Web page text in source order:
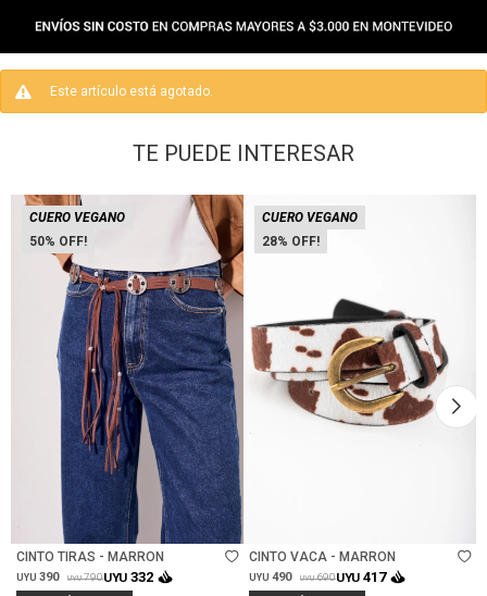
Este artículo está agotado.
TE PUEDE INTERESAR
50
CUERO VEGANO
Talle
CINTO TIRAS - MARRON
UYU 390 UYU 790UYU 332
28
CUERO VEGANO
CINTO VACA - MARRON
UYU 490 UYU 690UYU 417